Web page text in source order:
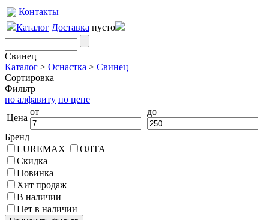
Контакты
Каталог Доставка пусто
Свинец
Каталог > Оснастка > Свинец
Сортировка
Фильтр
по алфавиту по цене
Цена
от до
Бренд
LUREMAX
ОЛТА
Скидка
Новинка
Хит продаж
В наличии
Нет в наличии